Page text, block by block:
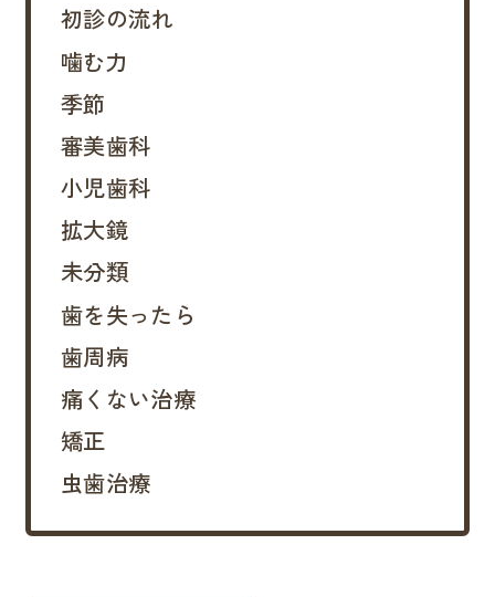
初診の流れ
噛む力
季節
審美歯科
小児歯科
拡大鏡
未分類
歯を失ったら
歯周病
痛くない治療
矯正
虫歯治療